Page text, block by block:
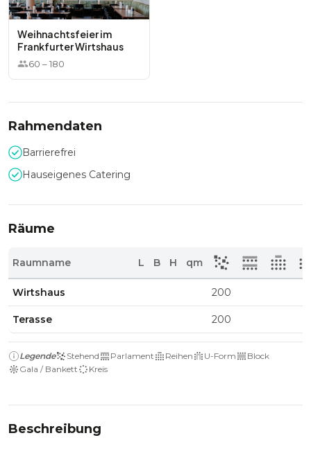
Weihnachtsfeier im
Frankfurter Wirtshaus
60 –180
Rahmendaten
Barrierefrei
Hauseigenes Catering
Räume
Raumname L B H qm
Wirtshaus 200
Terasse 200
Legende Stehend Parlament Reihen U-Form
Block
Gala / Bankett
Kreis
Beschreibung